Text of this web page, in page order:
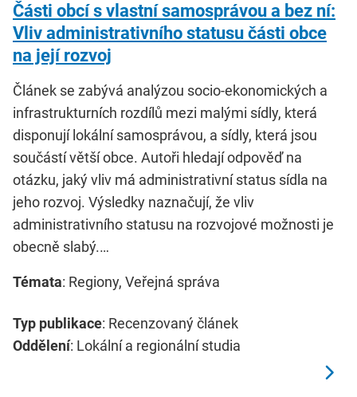
Části obcí s vlastní samosprávou a bez ní:
Vliv administrativního statusu části obce
na její rozvoj
Článek se zabývá analýzou socio-ekonomických a
infrastrukturních rozdílů mezi malými sídly, která
disponují lokální samosprávou, a sídly, která jsou
součástí větší obce. Autoři hledají odpověď na
otázku, jaký vliv má administrativní status sídla na
jeho rozvoj. Výsledky naznačují, že vliv
administrativního statusu na rozvojové možnosti je
obecně slabý.…
Témata: Regiony, Veřejná správa
Typ publikace: Recenzovaný článek
Oddělení: Lokální a regionální studia